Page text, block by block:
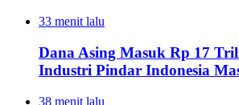
33 menit lalu
Dana Asing Masuk Rp 17
Industri Pindar Indonesia
38 menit lalu